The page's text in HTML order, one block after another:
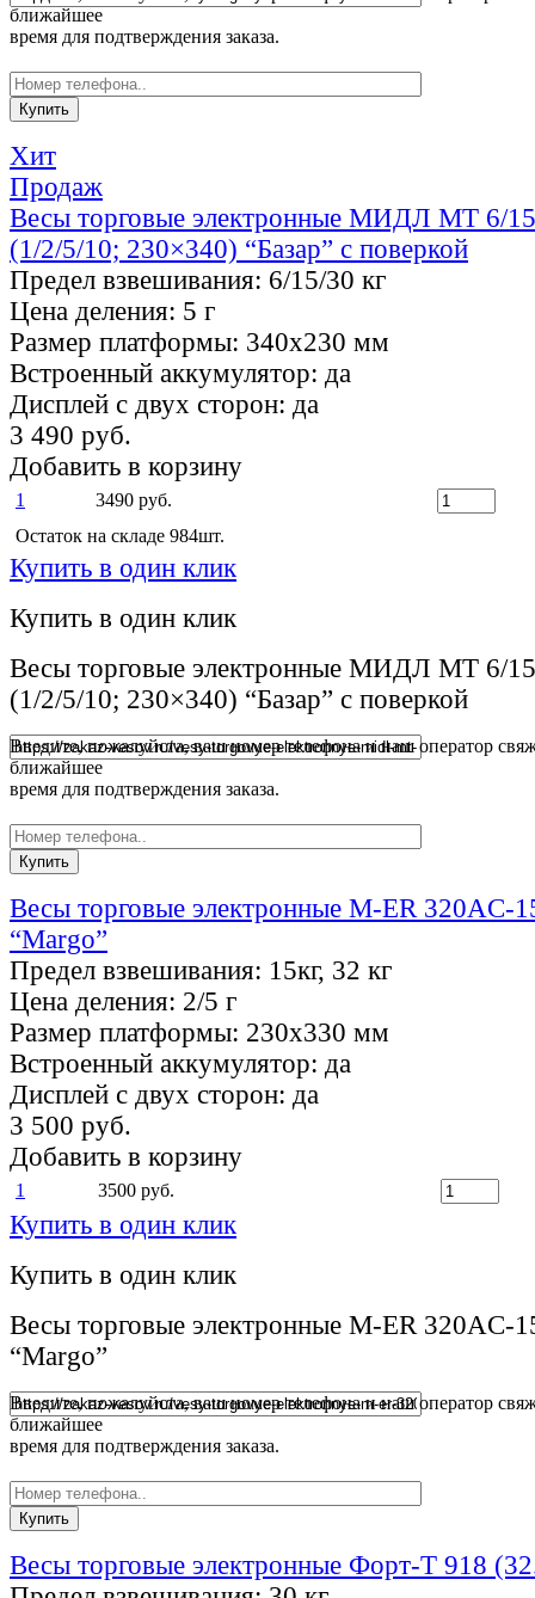
ближайшее
время для подтверждения заказа.
Хит
Продаж
Весы торговые электронные МИДЛ МТ
(1/2/5/10; 230×340) “Базар” с поверкой
Предел взвешивания: 6/15/30 кг
Цена деления: 5 г
Размер платформы: 340х230 мм
Встроенный аккумулятор: да
Дисплей с двух сторон: да
3 490 руб.
Добавить в корзину
1
3490 руб.
Остаток на складе 984шт.
Купить в один клик
Купить в один клик
Весы торговые электронные МИДЛ МТ
(1/2/5/10; 230×340) “Базар” с поверкой
Введите, пожалуйста, ваш номер телефона и наш оператор
ближайшее
время для подтверждения заказа.
Весы торговые электронные M-ER 320AC-
“Margo”
Предел взвешивания: 15кг, 32 кг
Цена деления: 2/5 г
Размер платформы: 230х330 мм
Встроенный аккумулятор: да
Дисплей с двух сторон: да
3 500 руб.
Добавить в корзину
1 3500 руб.
Купить в один клик
Купить в один клик
Весы торговые электронные M-ER 320AC-
“Margo”
Введите, пожалуйста, ваш номер телефона и наш оператор
ближайшее
время для подтверждения заказа.
Весы торговые электронные Форт-Т 918